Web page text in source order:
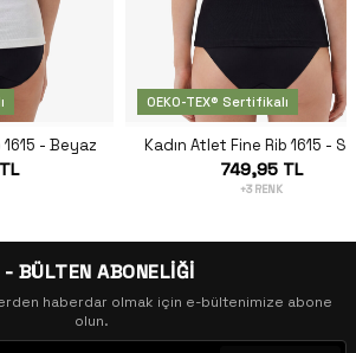
- Beyaz
OEKO-TEX® Sertifikalı
Kadın Atlet Fine Rib 1615 -
749,95 TL
+3 RENK
- BÜLTEN ABONELİĞİ
haberdar olmak için e-bültenimize abone
olun.